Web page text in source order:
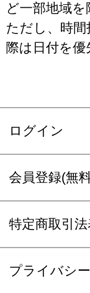
ど一部地域
ただし、時
際は日付を優
ログイン
会員登録(無
特定商取引
プライバシ